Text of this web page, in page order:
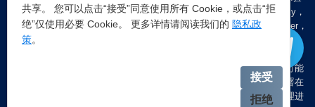
证，WAF，CC防护和Cloudflare爬虫验证，并提供了HTTP API和Proxy，
包括接口地址、请求参数、返回处理；以及 Cloudflare反爬虫设置Referer，
，在中国大陆IP环境下直连时可能
会出现不稳定的情况，但您可以通过以下两种方式解决：一是将其部署在
香港等境外服务器上使用；二是在本地电脑端开启TUN模式的全局代理进
共享。 您可以点击“接受”同意使用所有 Cookie，或点击“拒
绝”仅使用必要 Cookie。 更多详情请阅读我们的 隐私政
策。
接受
拒绝